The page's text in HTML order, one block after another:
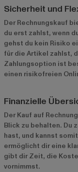
Sicherheit und
Der Rechnungskauf
du erst zahlst, wenn
gehst du kein Risiko
für die Artikel zahlst,
Zahlungsoption ist
einen risikofreien
Finanzielle
Der Kauf auf
Blick zu behalten. Du
hast, und kannst
ermöglicht dir eine
gibt dir Zeit, die
vornimmst.